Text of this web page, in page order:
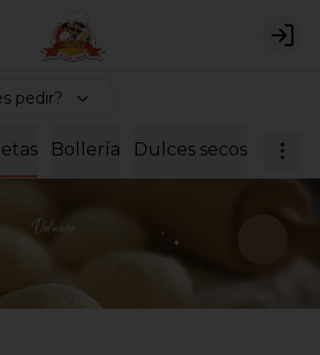
pedir?
Bollería Dulces secos